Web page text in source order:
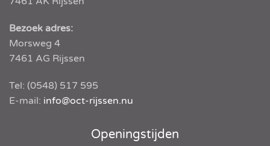
Bezoek adres:
Morsweg 4
7461 AG Rijssen
Tel: (0548) 517 595
E-mail: info@oct-rijssen.nu
Openingstijden